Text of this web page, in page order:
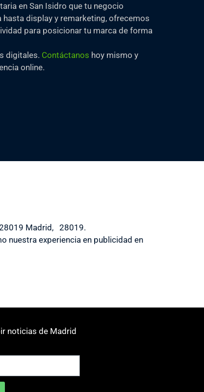
en San Isidro que tu negocio
display y remarketing, ofrecemos
para posicionar tu marca de forma
digitales. Contáctanos hoy mismo y
online.
28019 Madrid, 28019.
nuestra experiencia en publicidad en
noticias de Madrid